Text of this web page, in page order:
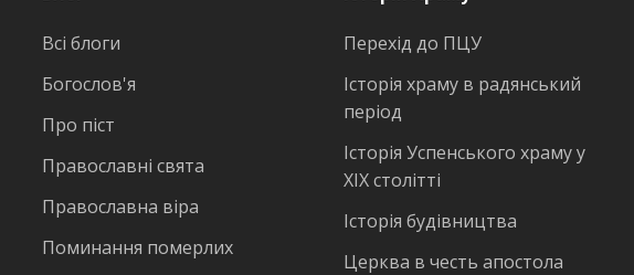
Всі блоги
Богослов'я
Про піст
Православні свята
Православна віра
Поминання померлих
Перехід до ПЦУ
Історія храму в радянський
період
Історія Успенського храму у
ХІХ столітті
Історія будівництва
Церква в честь апостола